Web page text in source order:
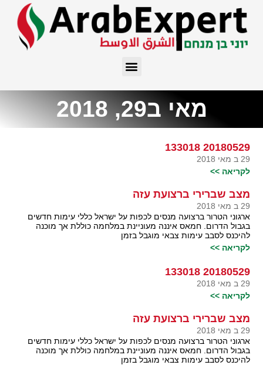
מאי ב29, 2018
20180529 133018
29 ב מאי 2018
לקריאה >>
מצב שברירי ברצועת עזה
29 ב מאי 2018
ארגוני הטרור ברצועה מנסים לכפות על ישראל כללי עימות חדשים
בגבול הדרום. חמאס איננה מעוניינת במלחמה כוללת אך מוכנה
להיכנס לסבב עימות צבאי מוגבל בזמן
לקריאה >>
20180529 133018
29 ב מאי 2018
לקריאה >>
מצב שברירי ברצועת עזה
29 ב מאי 2018
ארגוני הטרור ברצועה מנסים לכפות על ישראל כללי עימות חדשים
בגבול הדרום. חמאס איננה מעוניינת במלחמה כוללת אך מוכנה
להיכנס לסבב עימות צבאי מוגבל בזמן